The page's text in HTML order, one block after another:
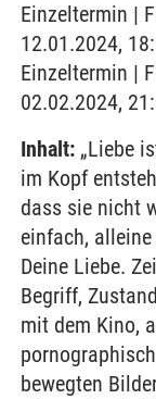
Einzeltermin |
12.01.2024,
Einzeltermin |
02.02.2024,
Inhalt: „Liebe
im Kopf
dass sie nicht
einfach,
Deine Liebe.
Begriff,
mit dem Kino,
bewegten